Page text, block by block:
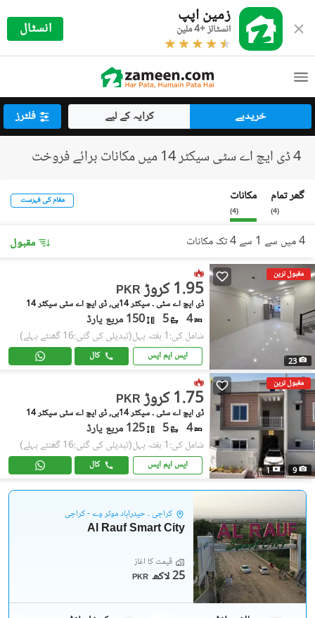
زمین اپپ
انسٹالز +4 ملین انسٹال
خریدیے کرایہ کے لیے فلٹرز
4 ڈی ایچ اے سٹی سیکٹر 14 میں مکانات برائے فروخت
گھر تمام
(
4
)
مکانات
(
4
)
مقام کی فہرست
4 میں سے 1 سے 4 تک مکانات مقبول
مقبول ترین
23
PKR 1.95 کروڑ
ڈی ایچ اے سٹی ۔ سیکٹر 14بی, ڈی ایچ اے سٹی سیکٹر 14
4
5 150 مربع یارڈ
شامل کی:1 ہفتہ پہل (تبدیلی کی گئی:16 گھنٹے پہلے)
ایس ایم ایس کال
مقبول ترین
9
1
PKR 1.75 کروڑ
ڈی ایچ اے سٹی ۔ سیکٹر 14بی, ڈی ایچ اے سٹی سیکٹر 14
4
5 125 مربع یارڈ
شامل کی:1 ہفتہ پہل (تبدیلی کی گئی:16 گھنٹے پہلے)
ایس ایم ایس کال
کراچی ۔ حیدرآباد موٹر وے - کراچی
Al Rauf Smart City
قیمت کا آغاز
PKR 25 لاکھ